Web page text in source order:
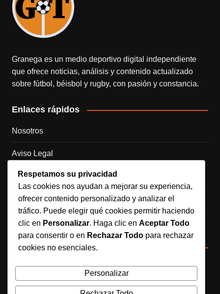
Granega es un medio deportivo digital independiente
que ofrece noticias, análisis y contenido actualizado
sobre fútbol, béisbol y rugby, con pasión y constancia.
Enlaces rápidos
Nosotros
Aviso Legal
Política de Cookies
Política de Privacidad
Contacto
Redes sociales
Síguenos en Instagram
Respetamos su privacidad
Las cookies nos ayudan a mejorar su experiencia,
ofrecer contenido personalizado y analizar el
tráfico. Puede elegir qué cookies permitir haciendo
clic en Personalizar. Haga clic en Aceptar Todo
para consentir o en Rechazar Todo para rechazar
cookies no esenciales.
Personalizar